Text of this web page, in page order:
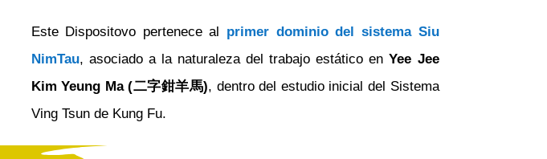
Este Dispositovo pertenece al
primer dominio del sistema Siu
NimTau, asociado a la naturaleza del trabajo estático enYee Jee
Kim Yeung Ma (二字鉗羊馬), dentro del estudio inicial del Sistema
Ving Tsun de Kung Fu.